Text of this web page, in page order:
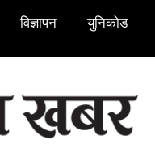
विज्ञापन युनिकोड